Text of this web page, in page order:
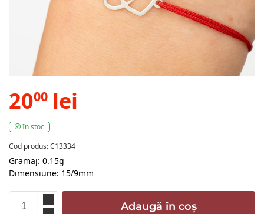
2000 lei
In stoc
Cod produs: C13334
Gramaj: 0.15g
Dimensiune: 15/9mm
Adaugă în coș